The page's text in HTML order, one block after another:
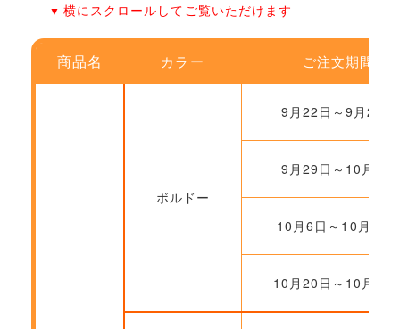
横にスクロールしてご覧いただけます
商品名 カラー ご注文期間
ボルドー
9月22日～9月28日
9月29日～10月5日
10月6日～10月19日
10月20日～10月26